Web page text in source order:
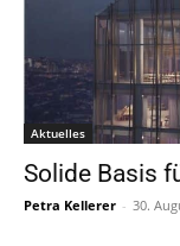
Aktuelles
Solide Basis
Petra Kellerer - 30.